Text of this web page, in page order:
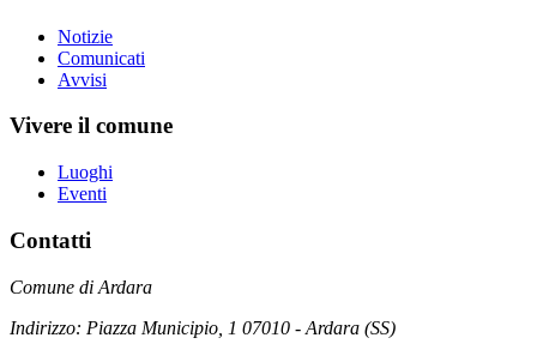
Notizie
Comunicati
Avvisi
Vivere il comune
Luoghi
Eventi
Contatti
Comune di Ardara
Indirizzo: Piazza Municipio, 1 07010 - Ardara (SS)